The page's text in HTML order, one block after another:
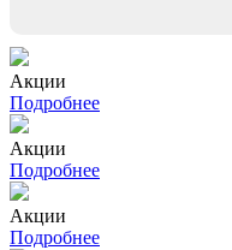
Акции
Подробнее
Акции
Подробнее
Акции
Подробнее